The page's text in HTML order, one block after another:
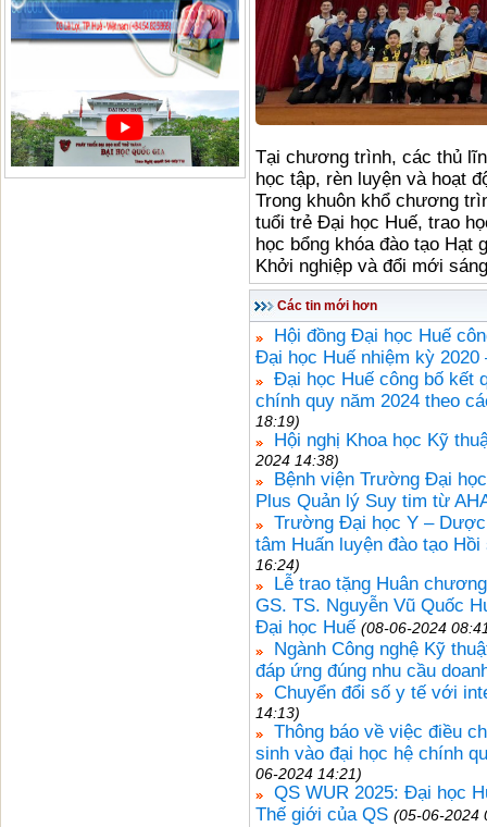
Tại chương trình, các thủ
học tập, rèn luyện và hoạt
Trong khuôn khổ chương
tuổi trẻ Đại học Huế, trao
học bổng khóa đào tạo Hạt
Khởi nghiệp và đổi mới
Các tin mới hơn
Hội đồng Đại học Huế
Đại học Huế nhiệm kỳ 2020
Đại học Huế công bố kết
chính quy năm 2024 theo
18:19)
Hội nghị Khoa học Kỹ
2024 14:38)
Bệnh viện Trường Đại
Plus Quản lý Suy tim từ
Trường Đại học Y –
tâm Huấn luyện đào tạo
16:24)
Lễ trao tặng Huân
GS. TS. Nguyễn Vũ Quốc
Đại học Huế (08-06-2024
Ngành Công nghệ Kỹ
đáp ứng đúng nhu cầu
Chuyển đổi số y tế với
14:13)
Thông báo về việc điều
sinh vào đại học hệ chính
06-2024 14:21)
QS WUR 2025: Đại học
Thế giới của QS (05-06-2024